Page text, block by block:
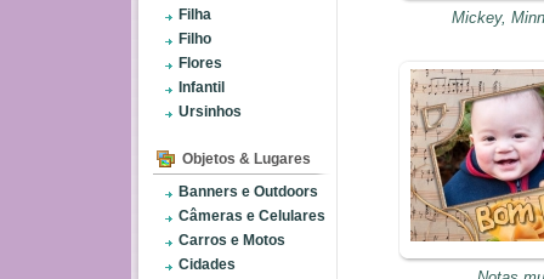
Filha
Filho
Flores
Infantil
Ursinhos
Objetos & Lugares
Banners e Outdoors
Câmeras e Celulares
Carros e Motos
Cidades
Mickey,